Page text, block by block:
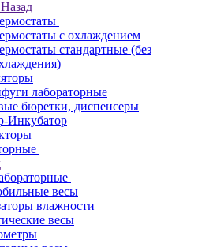
Назад
с охлаждением
стандартные (без
лабораторные
бюретки, диспенсеры
Инкубатор
весы
влажности
весы